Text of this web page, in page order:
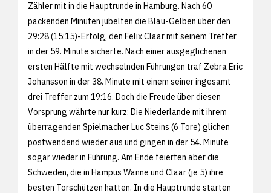
Zähler mit in die Hauptrunde in Hamburg. Nach 60
packenden Minuten jubelten die Blau-Gelben über den
29:28 (15:15)-Erfolg, den Felix Claar mit seinem Treffer
in der 59. Minute sicherte. Nach einer ausgeglichenen
ersten Hälfte mit wechselnden Führungen traf Zebra Eric
Johansson in der 38. Minute mit einem seiner ingesamt
drei Treffer zum 19:16. Doch die Freude über diesen
Vorsprung währte nur kurz: Die Niederlande mit ihrem
überragenden Spielmacher Luc Steins (6 Tore) glichen
postwendend wieder aus und gingen in der 54. Minute
sogar wieder in Führung. Am Ende feierten aber die
Schweden, die in Hampus Wanne und Claar (je 5) ihre
besten Torschützen hatten. In die Hauptrunde starten